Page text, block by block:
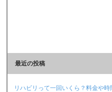
最近の投稿
リハビリって一回いくら？料金や